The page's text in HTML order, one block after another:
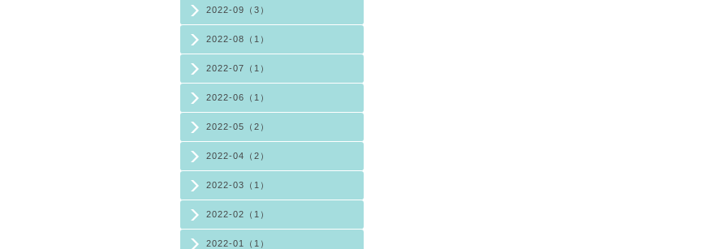
2022-09（3）
2022-08（1）
2022-07（1）
2022-06（1）
2022-05（2）
2022-04（2）
2022-03（1）
2022-02（1）
2022-01（1）